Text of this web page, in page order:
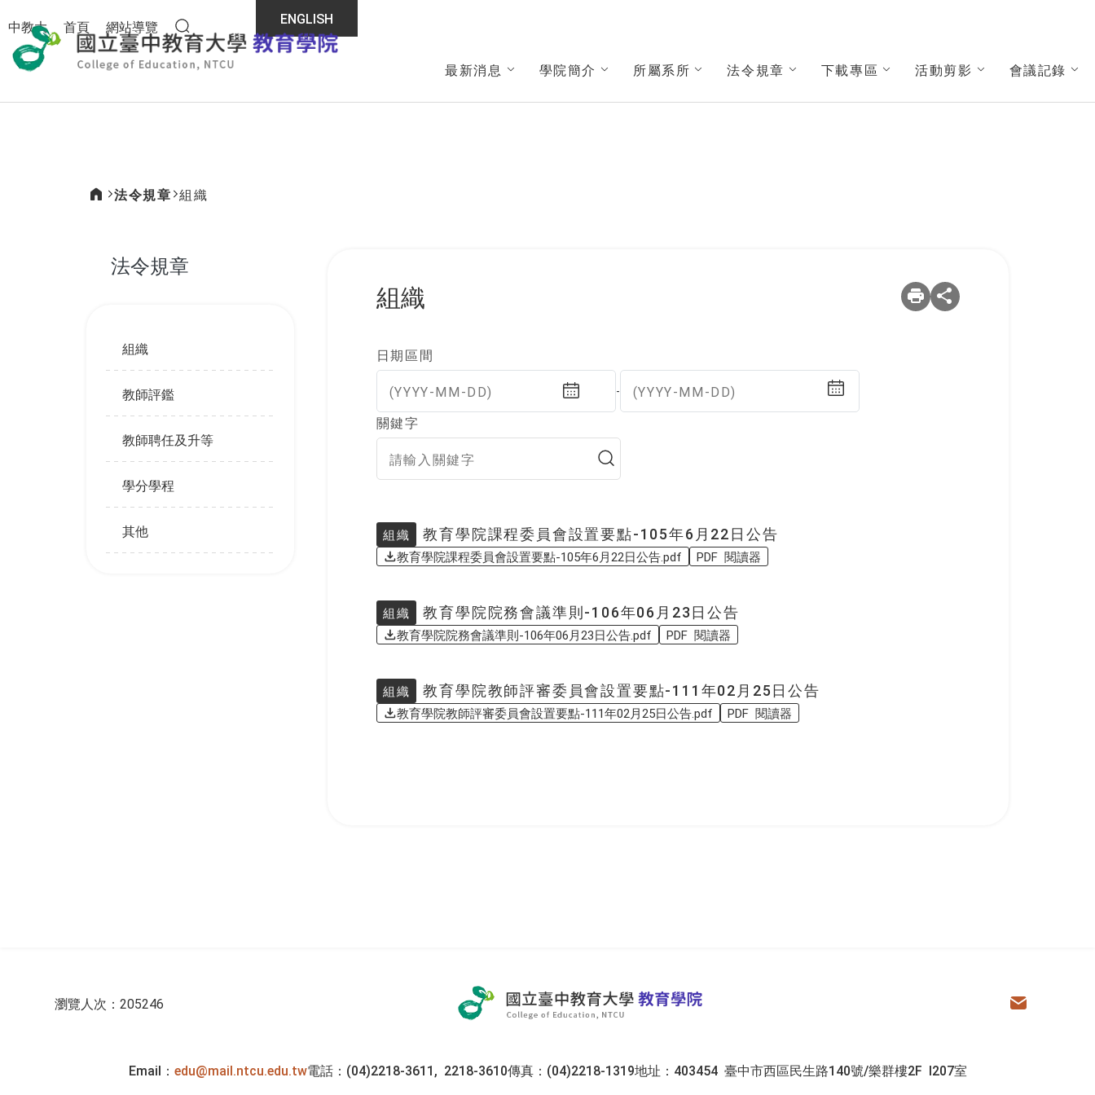
中教大
首頁
網站導覽
全站搜尋
ENGLISH
教育學院
最新消息
學院簡介 所屬系所 法令規章 下載專區 活動剪影 會議記錄
法令規章 組織
法令規章
組織
教師評鑑
教師聘任及升等
學分學程
其他
組織
日期區間
(YYYY-MM-DD) - (YYYY-MM-DD)
關鍵字
組織 教育學院課程委員會設置要點-105年6月22日公告
教育學院課程委員會設置要點-105年6月22日公告.pdf PDF 閱讀器
組織 教育學院院務會議準則-106年06月23日公告
教育學院院務會議準則-106年06月23日公告.pdf PDF 閱讀器
組織 教育學院教師評審委員會設置要點-111年02月25日公告
教育學院教師評審委員會設置要點-111年02月25日公告.pdf PDF 閱讀器
瀏覽人次：205246
教育學院
電子信箱
Email： edu@mail.ntcu.edu.tw電話：(04)2218-3611, 2218-3610傳真：(04)2218-1319地址：403454 臺中市西區民生路140號/樂群樓2F I207室